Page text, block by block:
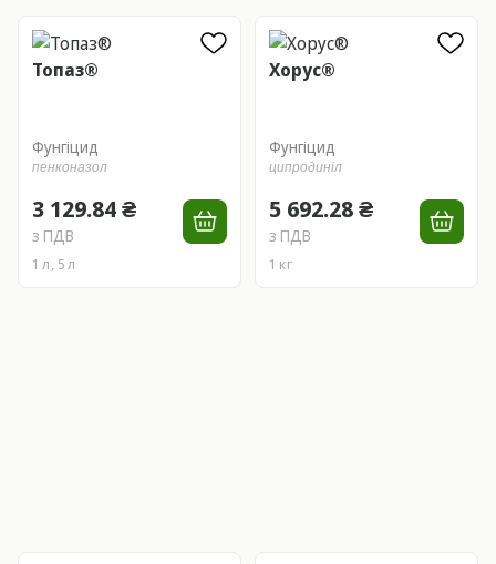
Топаз®
Фунгіцид
пенконазол
3 129.84 ₴
з ПДВ
1 л, 5 л
Хорус®
Фунгіцид
ципродиніл
5 692.28 ₴
з ПДВ
1 кг